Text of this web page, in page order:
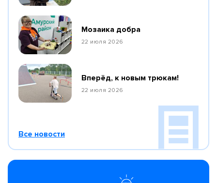
Мозаика добра
22 июля 2026
Вперёд, к новым трюкам!
22 июля 2026
Все новости